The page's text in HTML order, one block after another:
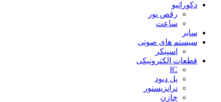
دکوراتیو
رقص نور
ساعت
سایر
سیستم های صوتی
اسپیکر
قطعات الکترونیکی
IC
پل دیود
ترانزیستور
خازن